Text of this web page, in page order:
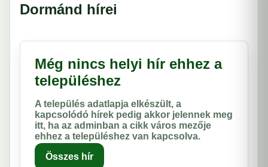
Dormánd hírei
Még nincs helyi hír ehhez a
településhez
A település adatlapja elkészült, a
kapcsolódó hírek pedig akkor jelennek meg
itt, ha az adminban a cikk város mezője
ehhez a településhez van kapcsolva.
Összes hír